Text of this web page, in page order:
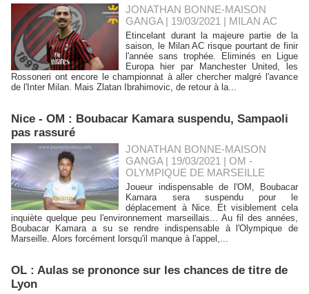
JONATHAN BONNE-MAISON
GANGA | 19/03/2021 | MILAN AC
Etincelant durant la majeure partie de la
saison, le Milan AC risque pourtant de finir
l'année sans trophée. Eliminés en Ligue
Europa hier par Manchester United, les
Rossoneri ont encore le championnat à aller chercher malgré l'avance
de l'Inter Milan. Mais Zlatan Ibrahimovic, de retour à la...
Nice - OM : Boubacar Kamara suspendu, Sampaoli
pas rassuré
JONATHAN BONNE-MAISON
GANGA | 19/03/2021 |OM -
OLYMPIQUE DE MARSEILLE
Joueur indispensable de l'OM, Boubacar
Kamara sera suspendu pour le
déplacement à Nice. Et visiblement cela
inquiète quelque peu l'environnement marseillais... Au fil des années,
Boubacar Kamara a su se rendre indispensable à l'Olympique de
Marseille. Alors forcément lorsqu'il manque à l'appel,...
OL : Aulas se prononce sur les chances de titre de
Lyon